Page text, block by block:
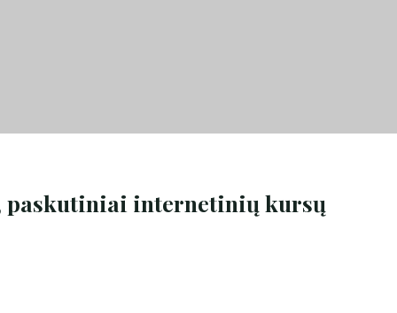
paskutiniai internetinių kursų